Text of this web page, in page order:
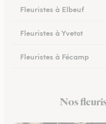
Fleuristes à Elbeuf
Fleuristes à Yvetot
Fleuristes à Fécamp
Fleuristes à Canteleu
Nos